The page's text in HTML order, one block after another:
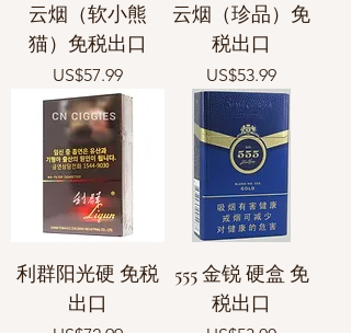
云烟（软小熊
猫）免税出口
價格
US$57.99
云烟（珍品）免
税出口
價格
US$53.99
利群阳光硬 免税
出口
555 金锐 硬盒 免
税出口